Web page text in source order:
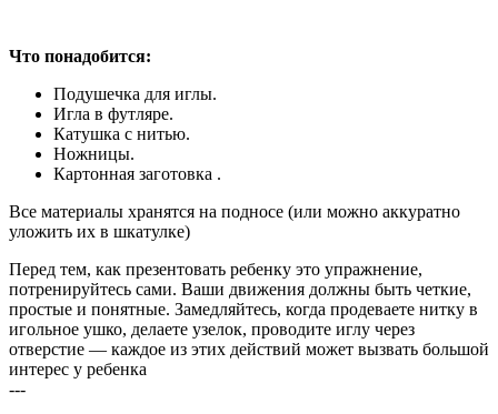
Что понадобится:
Подушечка для иглы.
Игла в футляре.
Катушка с нитью.
Ножницы.
Картонная заготовка .
Все материалы хранятся на подносе (или можно аккуратно
уложить их в шкатулке)
Перед тем, как презентовать ребенку это упражнение,
потренируйтесь сами. Ваши движения должны быть четкие,
простые и понятные. Замедляйтесь, когда продеваете нитку в
игольное ушко, делаете узелок, проводите иглу через
отверстие — каждое из этих действий может вызвать большой
интерес у ребенка
---